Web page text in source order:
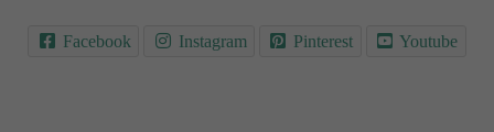
Facebook Instagram Pinterest Youtube